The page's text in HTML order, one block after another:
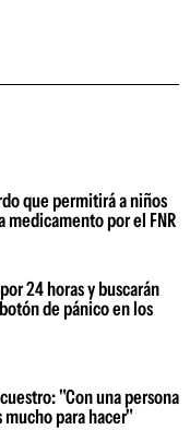
que permitirá a niños
medicamento por el FNR
24 horas y buscarán
de pánico en los
"Con una persona
para hacer"